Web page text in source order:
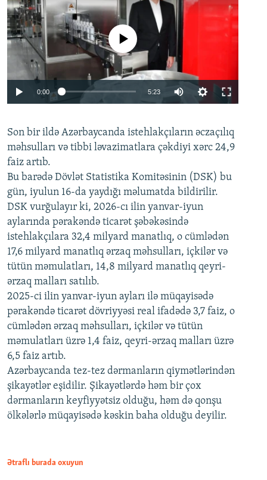
Auto 240p 360p 480p
720p 1080p
No media source currently available
0:00 5:23
360p
480p
720p
1080p
Son bir ildə Azərbaycanda istehlakçıların əczaçılıq
məhsulları və tibbi ləvazimatlara çəkdiyi xərc 24,9
faiz artıb.
Bu barədə Dövlət Statistika Komitəsinin (DSK) bu
gün, iyulun 16-da yaydığı məlumatda bildirilir.
DSK vurğulayır ki, 2026-cı ilin yanvar-iyun
aylarında pərakəndə ticarət şəbəkəsində
istehlakçılara 32,4 milyard manatlıq, o cümlədən
17,6 milyard manatlıq ərzaq məhsulları, içkilər və
tütün məmulatları, 14,8 milyard manatlıq qeyri-
ərzaq malları satılıb.
2025-ci ilin yanvar-iyun ayları ilə müqayisədə
pərakəndə ticarət dövriyyəsi real ifadədə 3,7 faiz, o
cümlədən ərzaq məhsulları, içkilər və tütün
məmulatları üzrə 1,4 faiz, qeyri-ərzaq malları üzrə
6,5 faiz artıb.
Azərbaycanda tez-tez dərmanların qiymətlərindən
şikayətlər eşidilir. Şikayətlərdə həm bir çox
dərmanların keyfiyyətsiz olduğu, həm də qonşu
ölkələrlə müqayisədə kəskin baha olduğu deyilir.
Ətraflı burada oxuyun